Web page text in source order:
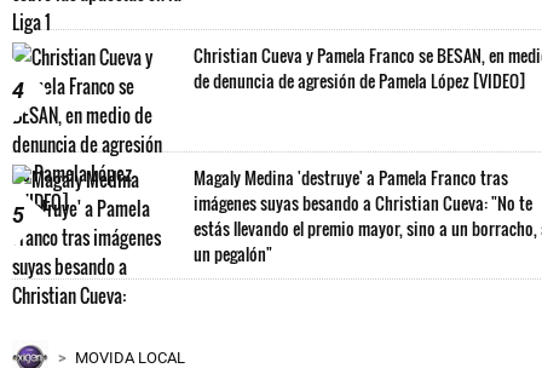
4
Christian Cueva y Pamela Franco se BESAN, en
de denuncia de agresión de Pamela López [VIDEO]
5
Magaly Medina 'destruye' a Pamela Franco tras
imágenes suyas besando a Christian Cueva: "No te
estás llevando el premio mayor, sino a un borracho,
un pegalón"
MOVIDA LOCAL